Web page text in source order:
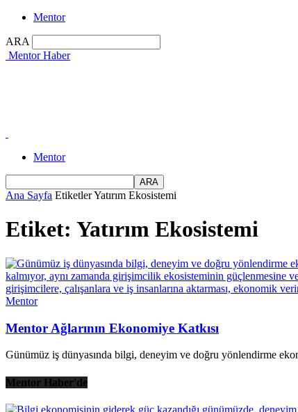
Mentor
ARA
Mentor Haber
Mentor
Ana Sayfa EtiketlerYatırım Ekosistemi
Etiket: Yatırım Ekosistemi
Mentor
Mentor Ağlarının Ekonomiye Katkısı
Günümüz iş dünyasında bilgi, deneyim ve doğru yönlendirme
Mentor Haber'de